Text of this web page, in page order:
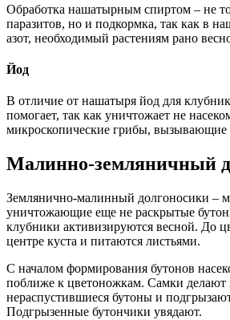
Обработка нашатырным спиртом – не
паразитов, но и подкормка, так как в
азот, необходимый растениям рано
Йод
В отличие от нашатыря йод для
помогает, так как уничтожает не
микроскопические грибы, вызывающие
Малинно-земляничный
Землянично-малинный долгоносики –
уничтожающие еще не раскрытые
клубники активизируются весной. До
центре куста и питаются листьями.
С началом формирования бутонов
поближе к цветоножкам. Самки делают
нераспустившиеся бутоны и
Подгрызенные бутончики увядают.